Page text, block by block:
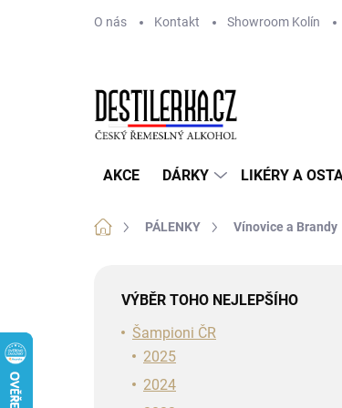
O nás Kontakt Showroom Kolín
AKCE DÁRKY LIKÉRY A
Domů PÁLENKY Vínovice a Brandy
VÝBĚR TOHO NEJLEPŠÍHO
Šampioni ČR
2025
2024